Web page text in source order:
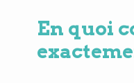
En quoi